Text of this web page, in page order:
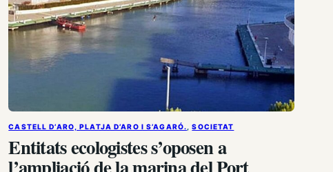
CASTELL D’ARO, PLATJA D’ARO I S’AGARÓ. , SOCIETAT
Entitats ecologistes s’oposen a